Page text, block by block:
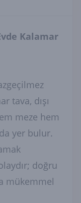
Kalamar
tava, dışı
meze hem
yer bulur.
doğru
mükemmel